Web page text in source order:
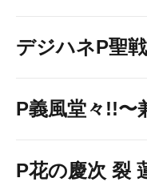
デジハネP聖
P義風堂々!!〜
P花の慶次 裂